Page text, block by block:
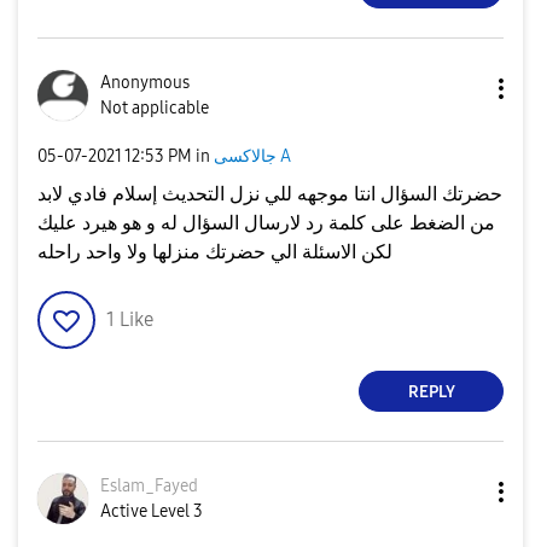
Anonymous
Not applicable
‎05-07-2021 12:53 PM in جالاكسى A
حضرتك السؤال انتا موجهه للي نزل التحديث إسلام فادي لابد
من الضغط على كلمة رد لارسال السؤال له و هو هيرد عليك
لكن الاسئلة الي حضرتك منزلها ولا واحد راحله
1 Like
REPLY
Eslam_Fayed
Active Level 3